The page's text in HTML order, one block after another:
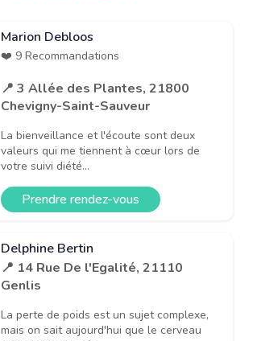
Marion Debloos
❤️ 9 Recommandations
📍 3 Allée des Plantes, 21800
Chevigny-Saint-Sauveur
La bienveillance et l'écoute sont deux
valeurs qui me tiennent à cœur lors de
votre suivi diété...
Prendre rendez-vous
Delphine Bertin
📍 14 Rue De l'Egalité, 21110
Genlis
La perte de poids est un sujet complexe,
mais on sait aujourd'hui que le cerveau